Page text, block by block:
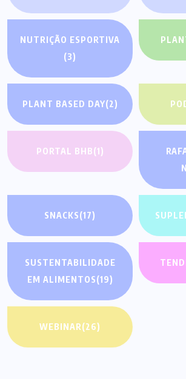
NUTRIÇÃO ESPORTIVA
(3)
PLANT BASED DAY(2)
PORTAL BHB(1)
SNACKS(17)
SUSTENTABILIDADE
EM ALIMENTOS(19)
WEBINAR(26)